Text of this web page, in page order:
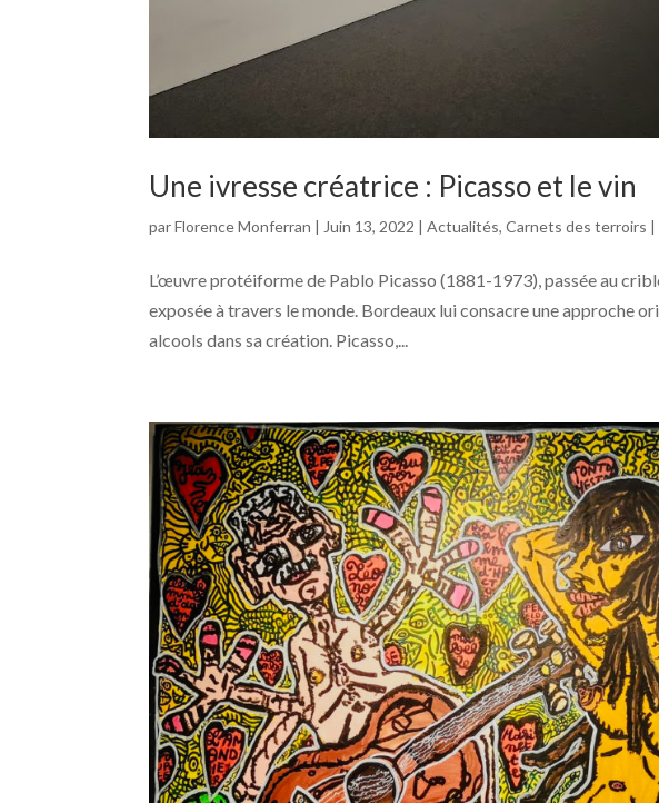
Une ivresse créatrice : Picasso et le vin
parFlorence Monferran |Juin 13, 2022 |Actualités,Carnets des terroirs |
L’œuvre protéiforme de Pablo Picasso (1881-1973), passée au
exposée à travers le monde. Bordeaux lui consacre une approche
alcools dans sa création. Picasso,...